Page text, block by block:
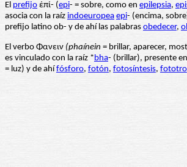
El prefijo ἐπί- (epi- = sobre, como en epilepsia,
asocia con la raíz indoeuropea epi- (encima,
prefijo latino ob- y de ahí las palabras obedecer,
El verbo Φανειν (phaínein = brillar, aparecer,
es vinculado con la raíz *bha- (brillar), presente
= luz) y de ahí fósforo, fotón, fotosíntesis,